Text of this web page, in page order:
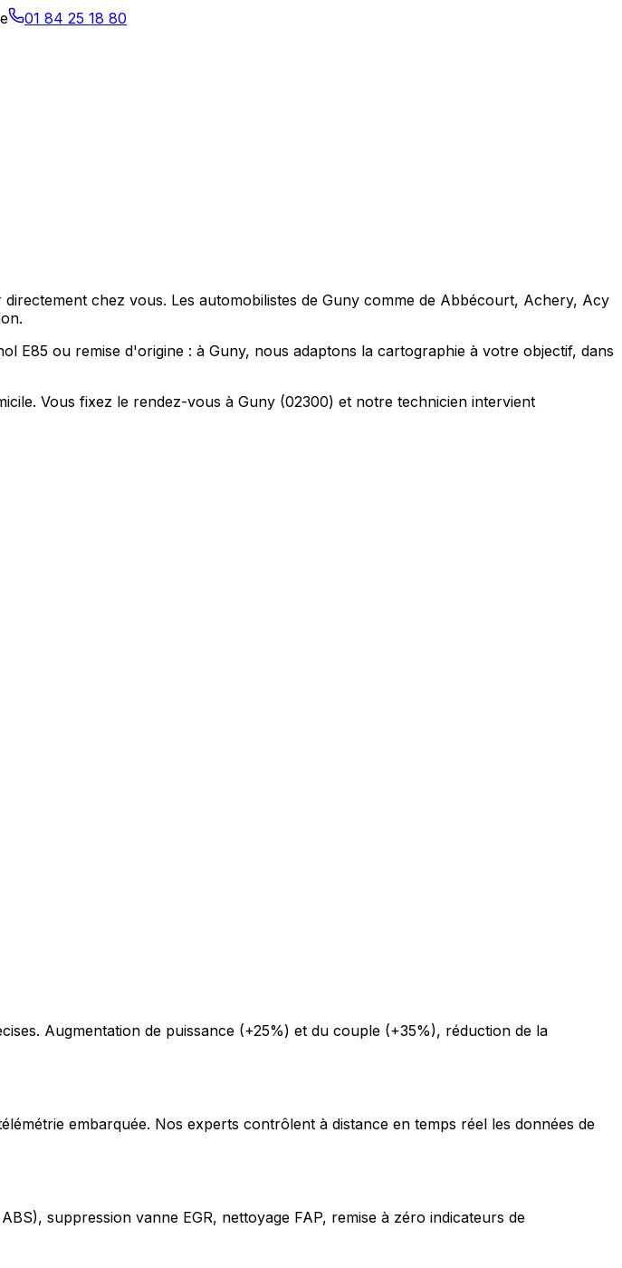
01 84 25 18 80
chez vous. Les automobilistes de Guny comme de Abbécourt, Achery, Acy
E85 ou remise d'origine : à Guny, nous adaptons la cartographie à votre objectif, dans
Vous fixez le rendez-vous à Guny (02300) et notre technicien intervient
Augmentation de puissance (+25%) et du couple (+35%), réduction de la
embarquée. Nos experts contrôlent à distance en temps réel les données de
suppression vanne EGR, nettoyage FAP, remise à zéro indicateurs de